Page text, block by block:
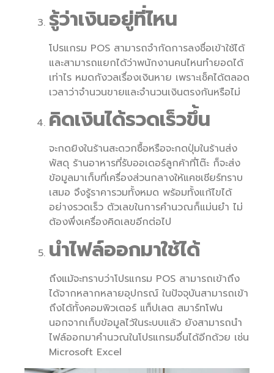
รู้ว่าเงินอยู่ที่ไหน
โปรแกรม POS สามารถจำกัดการลงชื่อเข้าใช้ได้
และสามารถแยกได้ว่าพนักงานคนไหนทำยอดได้
เท่าไร หมดกังวลเรื่องเงินหาย เพราะเช็คได้ตลอด
เวลาว่าจำนวนขายและจำนวนเงินตรงกันหรือไม่
คิดเงินได้รวดเร็วขึ้น
จะกดยิงในร้านสะดวกซื้อหรือจะกดปุ่มในร้านส่ง
พัสดุ ร้านอาหารที่รับออเดอร์ลูกค้าที่โต๊ะ ก็จะส่ง
ข้อมูลมาเก็บที่เครื่องส่วนกลางให้แคชเชียร์ทราบ
เสมอ จึงรู้ราคารวมทั้งหมด พร้อมทั้งแก้ไขได้
อย่างรวดเร็ว ตัวเลขในการคำนวณก็แม่นยำ ไม่
ต้องพึ่งเครื่องคิดเลขอีกต่อไป
นำไฟล์ออกมาใช้ได้
ถึงแม้จะทราบว่าโปรแกรม POS สามารถเข้าถึง
ได้จากหลากหลายอุปกรณ์ ในปัจจุบันสามารถเข้า
ถึงได้ทั้งคอมพิวเตอร์ แท็ปเลต สมาร์ทโฟน
นอกจากเก็บข้อมูลไว้ในระบบแล้ว ยังสามารถนำ
ไฟล์ออกมาคำนวณในโปรแกรมอื่นได้อีกด้วย เช่น
Microsoft Excel